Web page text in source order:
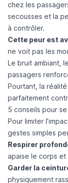
chez les
secousses et la
à contrôler.
Cette peur est
ne voit pas les
Le bruit ambiant,
passagers
Pourtant, la réalité
parfaitement
5 conseils pour
Pour limiter
gestes simples
Respirer
apaise le corps
Garder la
physiquement